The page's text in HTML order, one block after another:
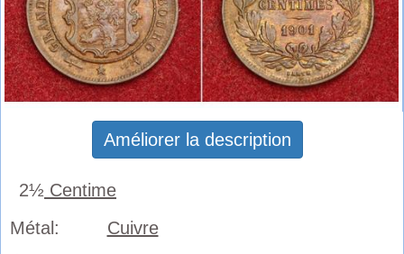
Améliorer la description
2½ Centime
Métal:
Cuivre